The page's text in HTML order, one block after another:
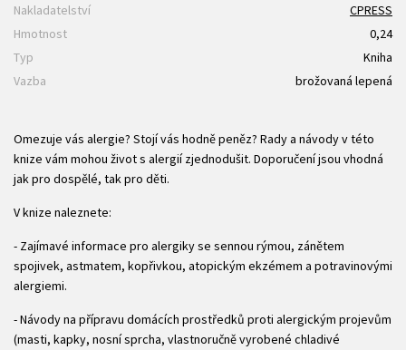
Nakladatelství
CPRESS
Hmotnost
0,24
Typ
Kniha
Vazba
brožovaná lepená
Omezuje vás alergie? Stojí vás hodně peněz? Rady a návody v této
knize vám mohou život s alergií zjednodušit. Doporučení jsou vhodná
jak pro dospělé, tak pro děti.
V knize naleznete:
- Zajímavé informace pro alergiky se sennou rýmou, zánětem
spojivek, astmatem, kopřivkou, atopickým ekzémem a potravinovými
alergiemi.
- Návody na přípravu domácích prostředků proti alergickým projevům
(masti, kapky, nosní sprcha, vlastnoručně vyrobené chladivé